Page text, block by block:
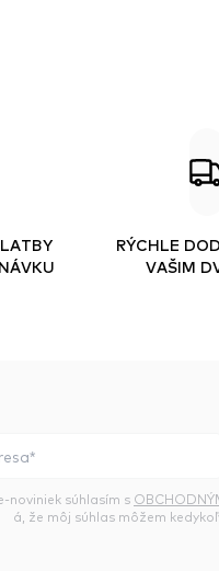
RÝCHLE
VAŠIM
noviniek súhlasím s
á, že môj súhlas môžem